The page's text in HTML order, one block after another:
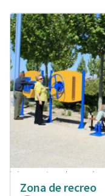
Zona de recreo